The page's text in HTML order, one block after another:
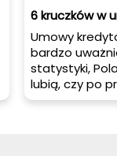
6 kruczków w
Umowy
bardzo
statystyki,
lubią, czy po
jakiejkolwiek
zauważamy